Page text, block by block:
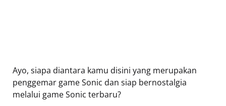
Ayo, siapa diantara kamu disini yang merupakan
penggemar game Sonic dan siap bernostalgia
melalui game Sonic terbaru?